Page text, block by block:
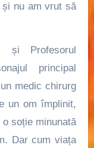
nu am vrut să
și Profesorul
principal
medic chirurg
un om împlinit,
soție minunată
Dar cum viața